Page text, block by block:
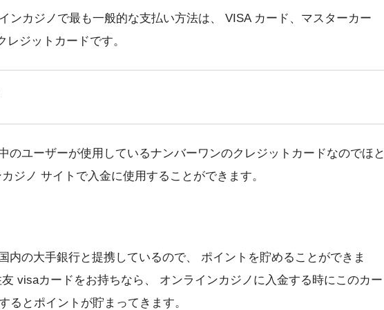
ンカジノで最も一般的な支払い方法は、 VISA カード、マスターカー
レジットカードです。
のユーザーが使用しているナンバーワンのクレジットカードなのでほと
ジノ サイトで入金に使用することができます。
内の大手銀行と提携しているので、 ポイントを貯めることができま
visaカードをお持ちなら、 オンラインカジノに入金する時にこのカー
るとポイントが貯まってきます。